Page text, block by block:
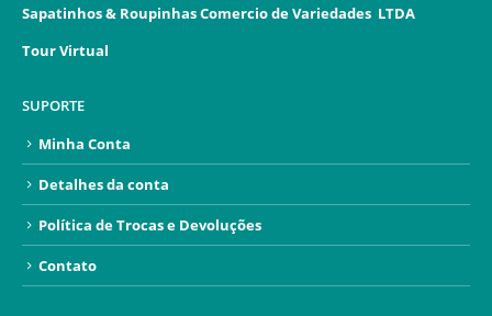
Sapatinhos & Roupinhas Comercio de Variedades LTDA
Tour Virtual
SUPORTE
Minha Conta
Detalhes da conta
Política de Trocas e Devoluções
Contato